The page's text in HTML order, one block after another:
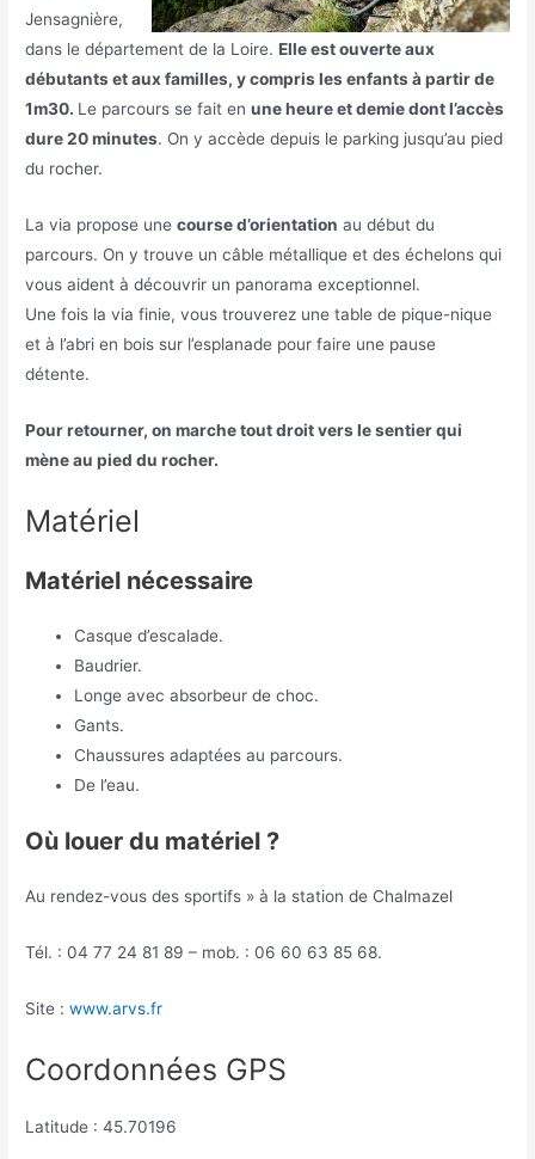
Jensagnière,
dans le département de la Loire.Elle est ouverte aux
débutants et aux familles, y compris les enfants à partir de
1m30. Le parcours se fait enune heure et demie dont l’accès
dure 20 minutes. On y accède depuis le parking jusqu’au pied
du rocher.
La via propose unecourse d’orientation au début du
parcours. On y trouve un câble métallique et des échelons qui
vous aident à découvrir un panorama exceptionnel.
Une fois la via finie, vous trouverez une table de pique-nique
et à l’abri en bois sur l’esplanade pour faire une pause
détente.
Pour retourner, on marche tout droit vers le sentier qui
mène au pied du rocher.
Matériel
Matériel nécessaire
Casque d’escalade.
Baudrier.
Longe avec absorbeur de choc.
Gants.
Chaussures adaptées au parcours.
De l’eau.
Où louer du matériel ?
Au rendez-vous des sportifs » à la station de Chalmazel
Tél. : 04 77 24 81 89 – mob. : 06 60 63 85 68.
Site :www.arvs.fr
Coordonnées GPS
Latitude : 45.70196